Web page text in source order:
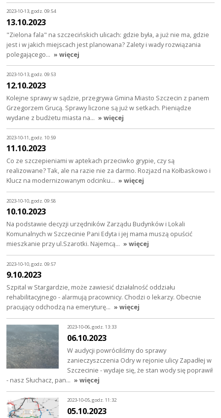
2023-10-13, godz. 09:54
13.10.2023
"Zielona fala" na szczecińskich ulicach: gdzie była, a już nie ma, gdzie
jest i w jakich miejscach jest planowana? Zalety i wady rozwiązania
polegającego… » więcej
2023-10-13, godz. 09:53
12.10.2023
Kolejne sprawy w sądzie, przegrywa Gmina Miasto Szczecin z panem
Grzegorzem Grucą. Sprawy liczone są już w setkach. Pieniądze
wydane z budżetu miasta na… » więcej
2023-10-11, godz. 10:59
11.10.2023
Co ze szczepieniami w aptekach przeciwko grypie, czy są
realizowane? Tak, ale na razie nie za darmo. Rozjazd na Kołbaskowo i
Klucz na modernizowanym odcinku… » więcej
2023-10-10, godz. 09:58
10.10.2023
Na podstawie decyzji urzędników Zarządu Budynków i Lokali
Komunalnych w Szczecinie Pani Edyta i jej mama muszą opuścić
mieszkanie przy ul.Szarotki. Najemcą… » więcej
2023-10-10, godz. 09:57
9.10.2023
Szpital w Stargardzie, może zawiesić działalność oddziału
rehabilitacyjnego - alarmują pracownicy. Chodzi o lekarzy. Obecnie
pracujący odchodzą na emeryturę… » więcej
2023-10-06, godz. 13:33
06.10.2023
W audycji powróciliśmy do sprawy
zanieczyszczenia Odry w rejonie ulicy Zapadłej w
Szczecinie - wydaje się, że stan wody się poprawił
- nasz Słuchacz, pan… » więcej
2023-10-05, godz. 11:32
05.10.2023